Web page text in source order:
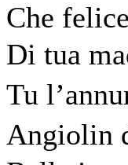
Che
Di tua
Tu
Angiolin